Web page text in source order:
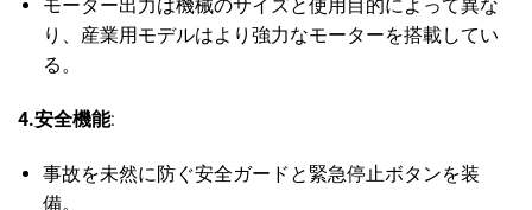
モーター出力は機械のサイズと使用目的によって異な
り、産業用モデルはより強力なモーターを搭載してい
る。
4.安全機能:
事故を未然に防ぐ安全ガードと緊急停止ボタンを装
備。